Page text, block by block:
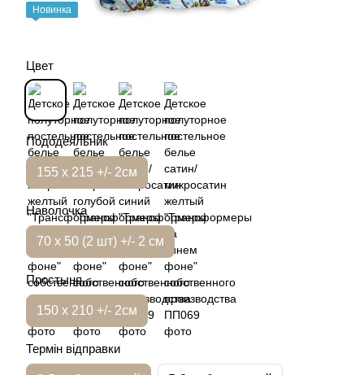
Новинка
Цвет
Пододеяльник
155 х 215 +/- 2см
Наволочка
70 х 50 (2 шт) +/- 2 см
Простыня
150 х 210 +/- 2см
Термін відправки